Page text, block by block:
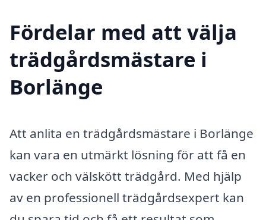
Fördelar med att välja
trädgårdsmästare i
Borlänge
Att anlita en trädgårdsmästare i Borlänge
kan vara en utmärkt lösning för att få en
vacker och välskött trädgård. Med hjälp
av en professionell trädgårdsexpert kan